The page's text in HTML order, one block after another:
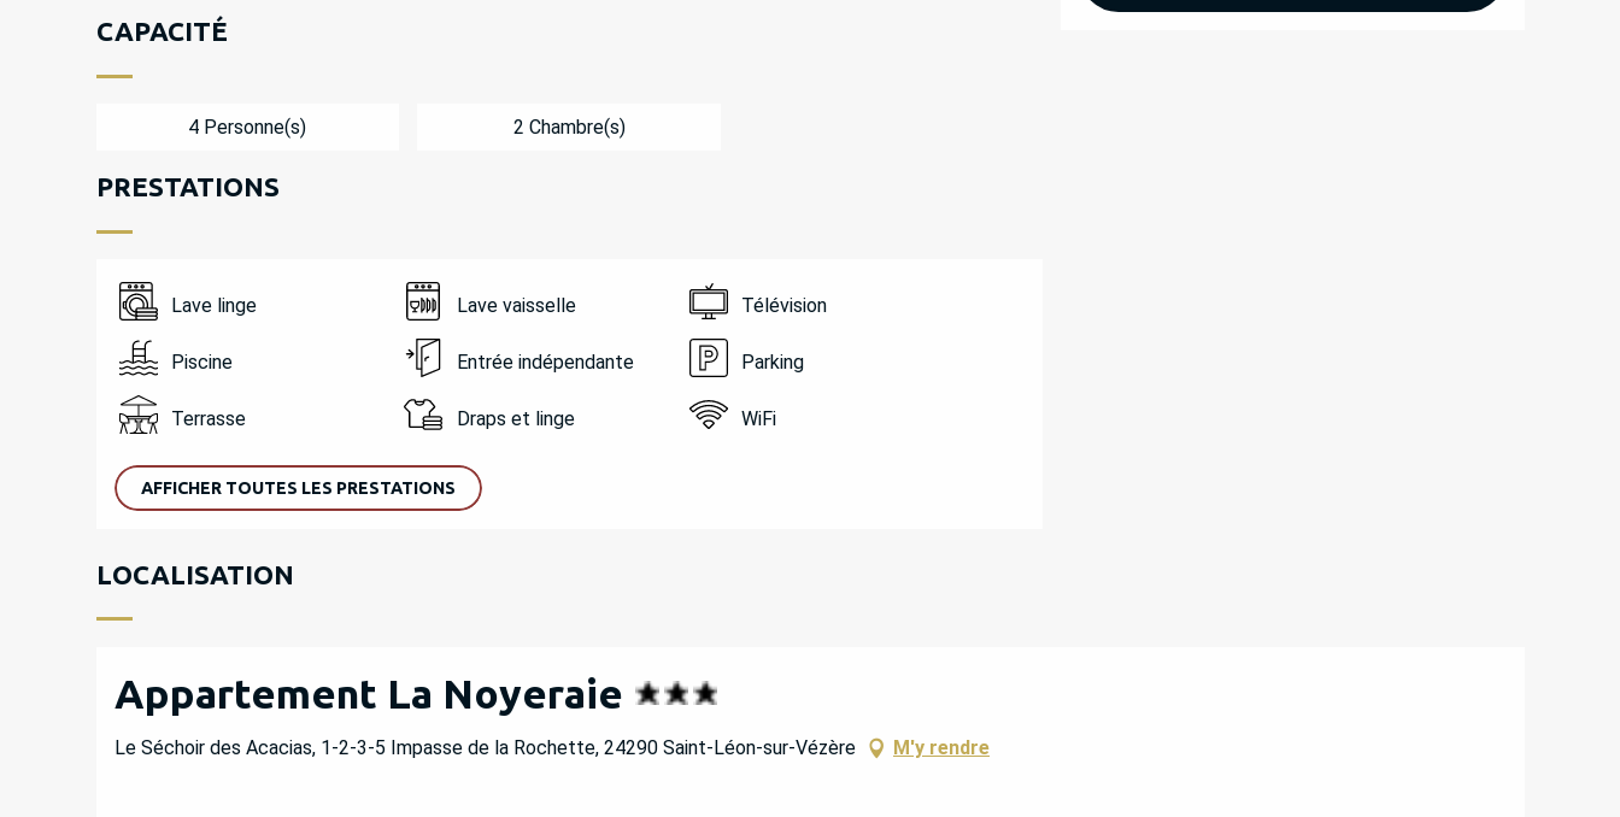
CAPACITÉ
4 Personne(s) 2 Chambre(s)
PRESTATIONS
Lave linge Lave vaisselle Télévision
Piscine Entrée indépendante Parking
Terrasse Draps et linge WiFi
AFFICHER TOUTES LES PRESTATIONS
LOCALISATION
Appartement La Noyeraie
Le Séchoir des Acacias, 1-2-3-5 Impasse de la Rochette, 24290 Saint-Léon-sur-Vézère M'y rendre